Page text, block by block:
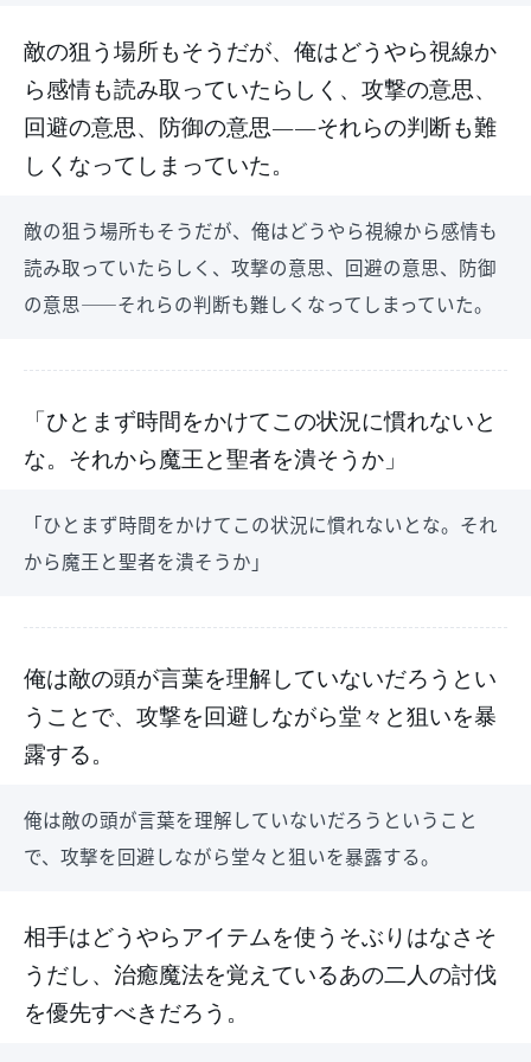
敵の狙う場所もそうだが、俺はどうやら視線か
ら感情も読み取っていたらしく、攻撃の意思、
回避の意思、防御の意思――それらの判断も難
しくなってしまっていた。
敵の狙う場所もそうだが、俺はどうやら視線から感情も
読み取っていたらしく、攻撃の意思、回避の意思、防御
の意思――それらの判断も難しくなってしまっていた。
「ひとまず時間をかけてこの状況に慣れないと
な。それから魔王と聖者を潰そうか」
「ひとまず時間をかけてこの状況に慣れないとな。それ
から魔王と聖者を潰そうか」
俺は敵の頭が言葉を理解していないだろうとい
うことで、攻撃を回避しながら堂々と狙いを暴
露する。
俺は敵の頭が言葉を理解していないだろうということ
で、攻撃を回避しながら堂々と狙いを暴露する。
相手はどうやらアイテムを使うそぶりはなさそ
うだし、治癒魔法を覚えているあの二人の討伐
を優先すべきだろう。